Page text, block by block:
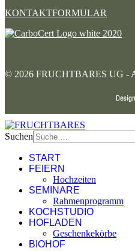
KONTAKTFORMULAR
© 2026 FRUCHTBARES UG -
Suchen
START
FEIERN
Hochzeiten
SEMINARE
Rahmenprogramm
KOCHSTUDIO
HOFLADEN
Geschenkekörbe
BIOHOF